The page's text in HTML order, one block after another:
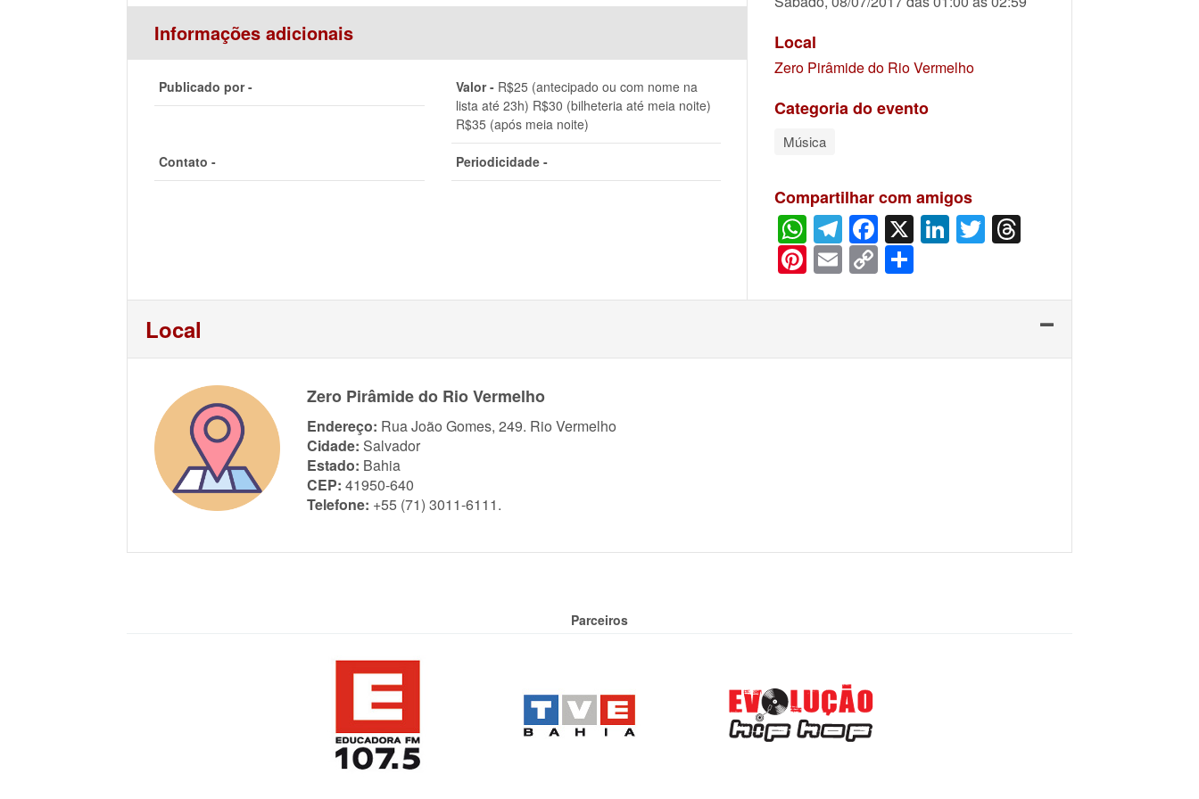
Informações adicionais
Publicado por - Valor -R$25 (antecipado ou com nome na
lista até 23h) R$30 (bilheteria até meia noite)
R$35 (após meia noite)
Contato - Periodicidade -
Local
Zero Pirâmide do Rio Vermelho
Categoria do evento
Música
Compartilhar com amigos
WhatsApp
Telegram
Facebook
X LinkedIn
Twitter
Pinterest
Email
Copy
Link
Local
Zero Pirâmide do Rio Vermelho
Endereço: Rua João Gomes, 249. Rio Vermelho
Cidade: Salvador
Estado: Bahia
CEP: 41950-640
Telefone: +55 (71) 3011-6111.
Parceiros